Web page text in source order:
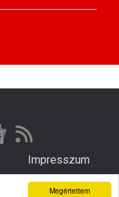
Megértettem
Impresszum